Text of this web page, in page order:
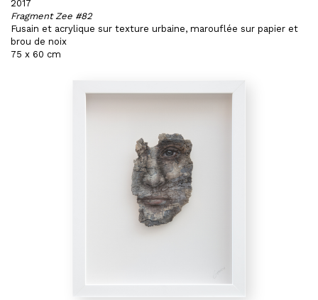
2017
Fragment Zee #82
Fusain et acrylique sur texture urbaine, marouflée sur papier et
brou de noix
75 x 60 cm